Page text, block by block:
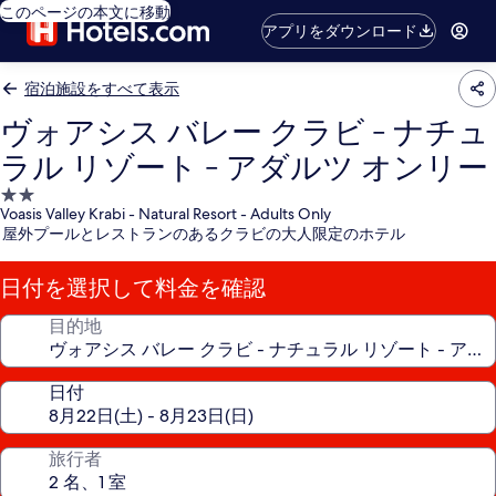
このページの本文に移動
アプリをダウンロード
宿泊施設をすべて表示
ヴォアシス バレー クラビ - ナチュ
ラル リゾート - アダルツ オンリー
2.0
つ
星
宿
泊
施
Voasis Valley Krabi - Natural Resort - Adults Only
屋外プールとレストランのあるクラビの大人限定のホテル
日付を選択して料金を確認
目的地
日付
旅行者